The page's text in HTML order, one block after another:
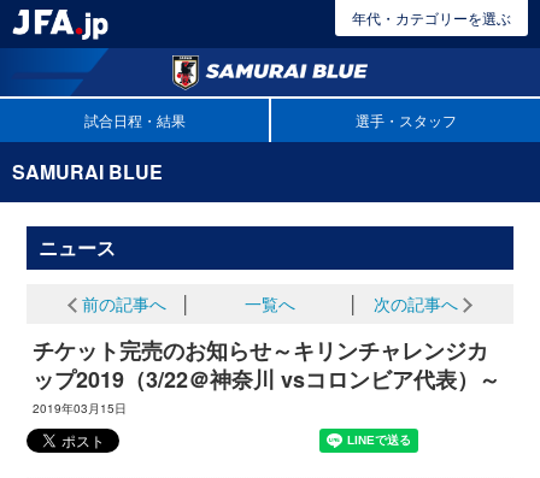
年代・カテゴリーを選ぶ
試合日程・結果 選手・スタッフ
SAMURAI BLUE
ニュース
前の記事へ 一覧へ 次の記事へ
チケット完売のお知らせ～キリンチャレンジカ
ップ2019（3/22＠神奈川 vsコロンビア代表）～
2019年03月15日